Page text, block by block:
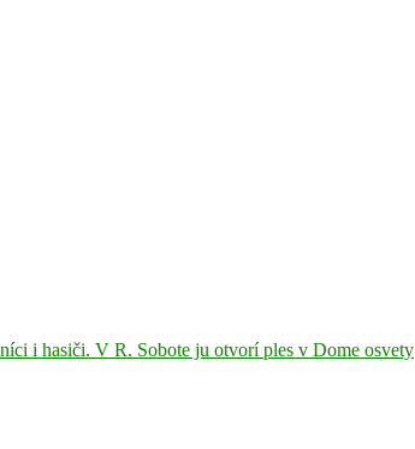
i hasiči. V R. Sobote ju otvorí ples v Dome osvety